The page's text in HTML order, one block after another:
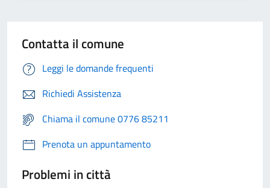
Contatta il comune
Leggi le domande frequenti
Richiedi Assistenza
Chiama il comune 0776 85211
Prenota un appuntamento
Problemi in città